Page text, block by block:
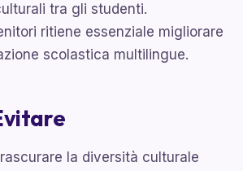
tra gli studenti.
ritiene essenziale migliorare
scolastica multilingue.
la diversità culturale